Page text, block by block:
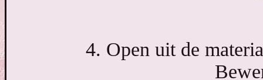
4. Open uit de